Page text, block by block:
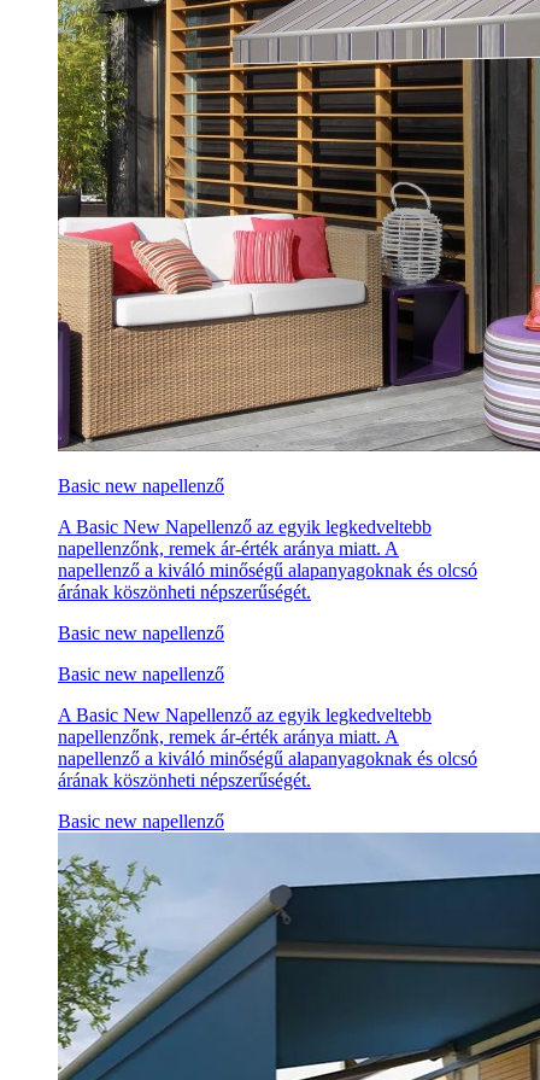
Basic new napellenző
A Basic New Napellenző az egyik legkedveltebb
napellenzőnk, remek ár-érték aránya miatt. A
napellenző a kiváló minőségű alapanyagoknak és olcsó
árának köszönheti népszerűségét.
Basic new napellenző
Basic new napellenző
A Basic New Napellenző az egyik legkedveltebb
napellenzőnk, remek ár-érték aránya miatt. A
napellenző a kiváló minőségű alapanyagoknak és olcsó
árának köszönheti népszerűségét.
Basic new napellenző